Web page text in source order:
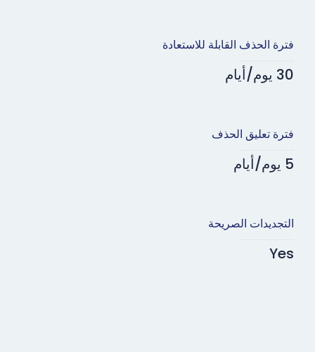
فترة الحذف القابلة للاستعادة
30 يوم/أيام
فترة تعليق الحذف
5 يوم/أيام
التجديدات الصريحة
Yes